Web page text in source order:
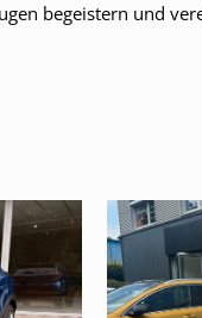
begeistern und